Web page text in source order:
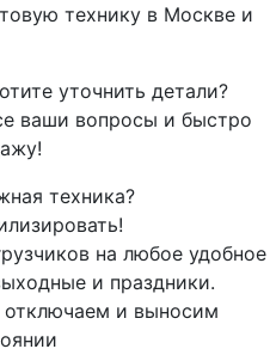
технику в Москве и
уточнить детали?
ваши вопросы и быстро
техника?
на любое удобное
и праздники.
отключаем и выносим